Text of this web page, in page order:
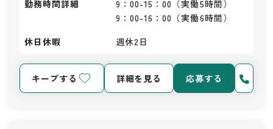
勤務時間詳細
9：00-15：00（実働5時間）
9：00-16：00（実働6時間）
休日休暇
週休2日
キープする 詳細を見る 応募する